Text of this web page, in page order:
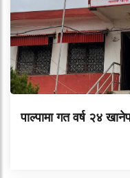
पाल्पामा गत वर्ष २४